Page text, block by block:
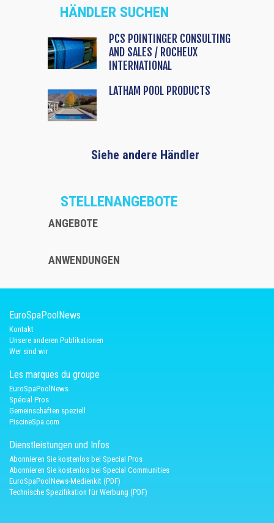
HÄNDLER SUCHEN
PCS POINTINGER CONSULTING
AND SALES / ROCHEUX
INTERNATIONAL
LATHAM POOL PRODUCTS
Siehe andere Händler
STELLENANGEBOTE
ANGEBOTE
ANWENDUNGEN
EuroSpaPoolNews
Kontakt
Unsere anderen Publikationen
Wer sind wir
Les marques du groupe
EuroSpaPoolNews
Spécial Pros
Gemeinschaften speziell
PiscineSpa.com
Dienstleistungen und Infos
Abonnieren Sie kostenlos bei Special Pros
Abonnieren Sie kostenlos bei Special Communities
EuroSpaPoolNews-Medienkit (PDF)
Technische Spezifikation für Werbung (PDF)